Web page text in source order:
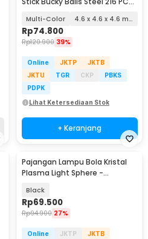
Multi-Color 4.6 x 4.6 x 4.6 mm
Rp74.800
Rp120.900 39%
Online JKTP
JKTB
JKTU
TGR CKP
PBKS
PDPK
Lihat Ketersediaan Stok
+ Keranjang
Pajangan Lampu Bola Kristal
Plasma Light Sphere -
Black
Rp69.500
Rp94.900 27%
Online JKTP
JKTB